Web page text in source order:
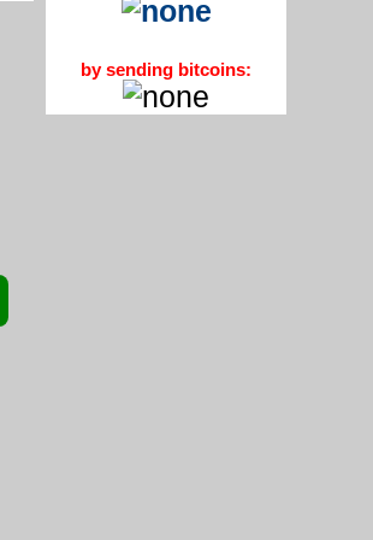
by sending bitcoins: